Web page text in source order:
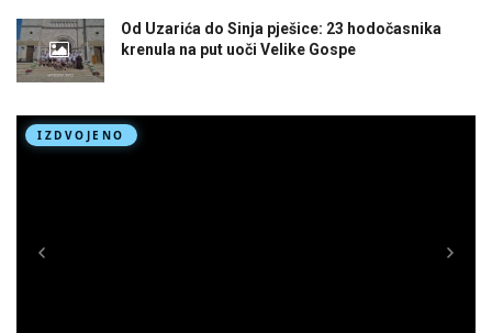
Od Uzarića do Sinja pješice: 23 hodočasnika
krenula na put uoči Velike Gospe